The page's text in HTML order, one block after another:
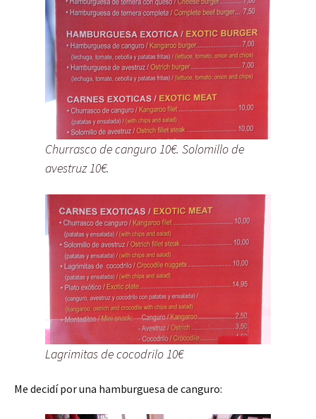
Churrasco de canguro 10€. Solomillo de
avestruz 10€.
Lagrimitas de cocodrilo 10€
Me decidí por una hamburguesa de canguro: